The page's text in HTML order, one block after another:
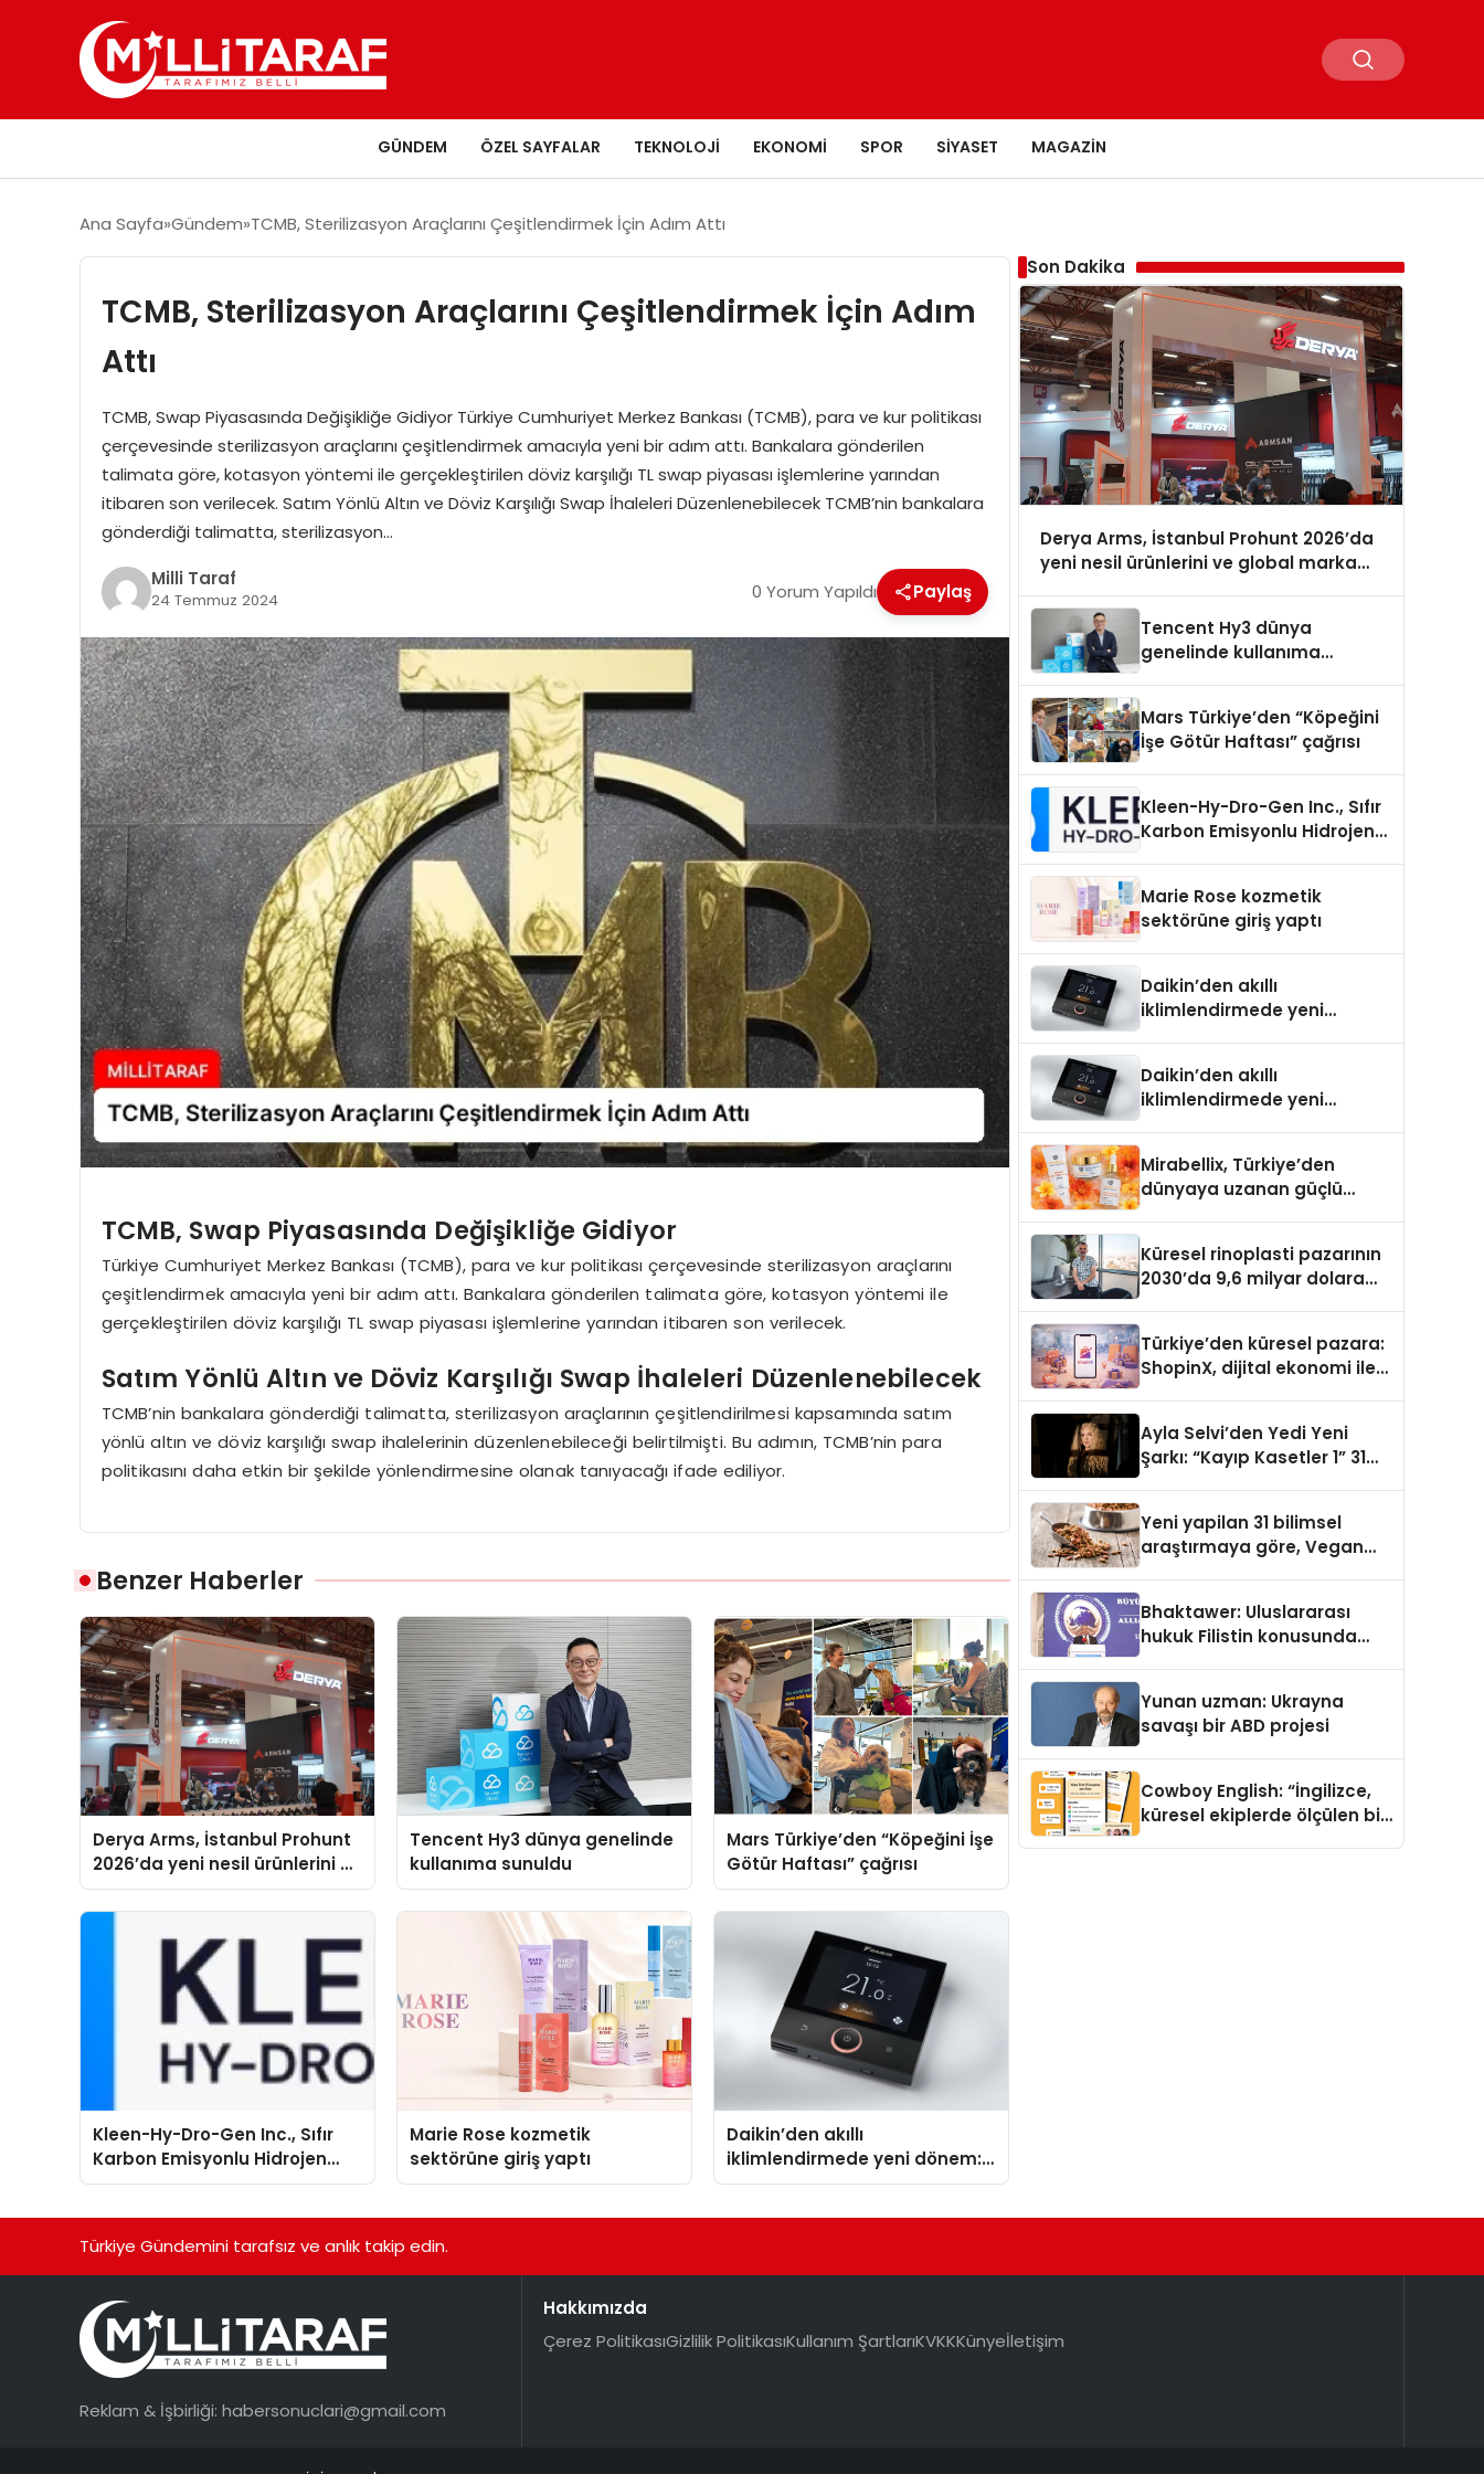
GÜNDEM ÖZEL SAYFALAR TEKNOLOJI EKONOMI SPOR SIYASET MAGAZIN
Ana Sayfa Gündem TCMB, Sterilizasyon Araçlarını Çeşitlendirmek İçin Adım Attı
TCMB, Sterilizasyon Araçlarını Çeşitlendirmek İçin Adım
Attı
TCMB, Swap Piyasasında Değişikliğe Gidiyor Türkiye Cumhuriyet Merkez Bankası (TCMB), para ve kur politikası
çerçevesinde sterilizasyon araçlarını çeşitlendirmek amacıyla yeni bir adım attı. Bankalara gönderilen
talimata göre, kotasyon yöntemi ile gerçekleştirilen döviz karşılığı TL swap piyasası işlemlerine yarından
itibaren son verilecek. Satım Yönlü Altın ve Döviz Karşılığı Swap İhaleleri Düzenlenebilecek TCMB’nin bankalara
gönderdiği talimatta, sterilizasyon…
Milli Taraf
24 Temmuz 2024 0 Yorum Yapıldı Paylaş
TCMB, Swap Piyasasında Değişikliğe Gidiyor
Türkiye Cumhuriyet Merkez Bankası (TCMB), para ve kur politikası çerçevesinde sterilizasyon araçlarını
çeşitlendirmek amacıyla yeni bir adım attı. Bankalara gönderilen talimata göre, kotasyon yöntemi ile
gerçekleştirilen döviz karşılığı TL swap piyasası işlemlerine yarından itibaren son verilecek.
Satım Yönlü Altın ve Döviz Karşılığı Swap İhaleleri Düzenlenebilecek
TCMB’nin bankalara gönderdiği talimatta, sterilizasyon araçlarının çeşitlendirilmesi kapsamında satım
yönlü altın ve döviz karşılığı swap ihalelerinin düzenlenebileceği belirtilmişti. Bu adımın, TCMB’nin para
politikasını daha etkin bir şekilde yönlendirmesine olanak tanıyacağı ifade ediliyor.
Benzer Haberler
Derya Arms, İstanbul Prohunt
2026’da yeni nesil ürünlerini ve
global marka vizyonunu
sergiledi
Tencent Hy3 dünya genelinde
kullanıma sunuldu
Mars Türkiye’den “Köpeğini İşe
Götür Haftası” çağrısı
Kleen-Hy-Dro-Gen Inc., Sıfır
Karbon Emisyonlu Hidrojen
Isıtma Teknolojisinde ISO ve
Marie Rose kozmetik
sektörüne giriş yaptı
Daikin’den akıllı
iklimlendirmede yeni dönem:
Madoka Plus Türkiye’de
Son Dakika
Derya Arms, İstanbul Prohunt 2026’da
yeni nesil ürünlerini ve global marka
Tencent Hy3 dünya
genelinde kullanıma
Mars Türkiye’den “Köpeğini
İşe Götür Haftası” çağrısı
Kleen-Hy-Dro-Gen Inc., Sıfır
Karbon Emisyonlu Hidrojen
Aldı
Marie Rose kozmetik
sektörüne giriş yaptı
Daikin’den akıllı
iklimlendirmede yeni
Daikin’den akıllı
iklimlendirmede yeni
Mirabellix, Türkiye’den
dünyaya uzanan güçlü
Küresel rinoplasti pazarının
2030’da 9,6 milyar dolara
Türkiye’den küresel pazara:
ShopinX, dijital ekonomi ile
Ayla Selvi’den Yedi Yeni
Şarkı: “Kayıp Kasetler 1” 31
Yeni yapilan 31 bilimsel
araştırmaya göre, Vegan
Sindirildiğini Ortaya Koydu
Bhaktawer: Uluslararası
hukuk Filistin konusunda
Yunan uzman: Ukrayna
savaşı bir ABD projesi
Cowboy English: “İngilizce,
küresel ekiplerde ölçülen bir
Türkiye Gündemini tarafsız ve anlık takip edin.
Reklam & İşbirliği: habersonuclari@gmail.com
Hakkımızda
Çerez PolitikasıGizlilik PolitikasıKullanım ŞartlarıKVKKKünyeİletişim